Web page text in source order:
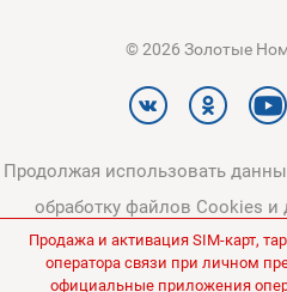
© 2026 Золотые
Продолжая использовать
обработку файлов Cookies и
данных, в соответствии с
Политикой в отношении
Продажа и активация SIM-карт,
оператора связи при личном
официальные приложения